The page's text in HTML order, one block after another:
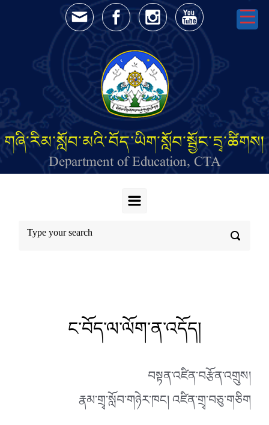
Skip to main content
གཞི་རིམ་སློབ་མའི་བོད་ཡིག་སློབ་སྦྱོང་དྲྭ་ཚིགས།
Department of Education, CTA
ང་བོད་ལ་ལོག་ན་འདོད།
བསྟན་འཛིན་བརྩོན་འགྲུས།
རྣམ་གྲྭ་སློབ་གཉེར་ཁང། འཛིན་གྲྭ་བཅུ་གཅིག